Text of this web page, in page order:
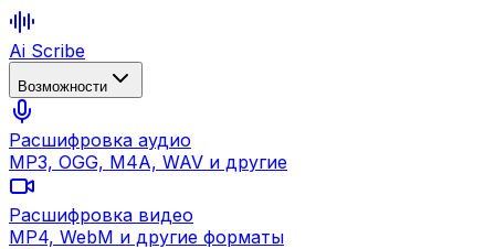
Ai Scribe
Возможности
Расшифровка аудио
MP3, OGG, M4A, WAV и другие
Расшифровка видео
MP4, WebM и другие форматы